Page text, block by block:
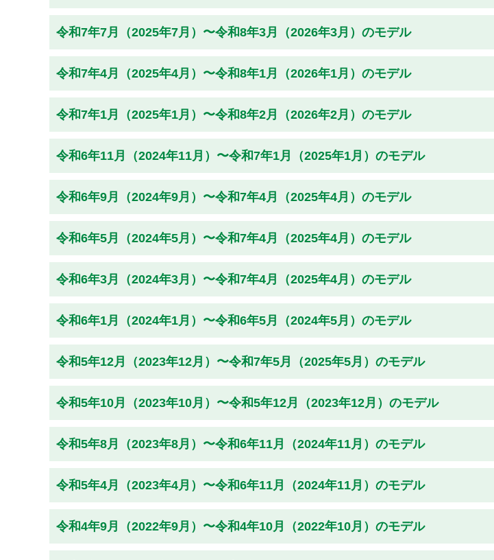
令和7年7月（2025年7月）〜令和8年3月（2026年3月）のモデル
令和7年4月（2025年4月）〜令和8年1月（2026年1月）のモデル
令和7年1月（2025年1月）〜令和8年2月（2026年2月）のモデル
令和6年11月（2024年11月）〜令和7年1月（2025年1月）のモデル
令和6年9月（2024年9月）〜令和7年4月（2025年4月）のモデル
令和6年5月（2024年5月）〜令和7年4月（2025年4月）のモデル
令和6年3月（2024年3月）〜令和7年4月（2025年4月）のモデル
令和6年1月（2024年1月）〜令和6年5月（2024年5月）のモデル
令和5年12月（2023年12月）〜令和7年5月（2025年5月）のモデル
令和5年10月（2023年10月）〜令和5年12月（2023年12月）のモデル
令和5年8月（2023年8月）〜令和6年11月（2024年11月）のモデル
令和5年4月（2023年4月）〜令和6年11月（2024年11月）のモデル
令和4年9月（2022年9月）〜令和4年10月（2022年10月）のモデル